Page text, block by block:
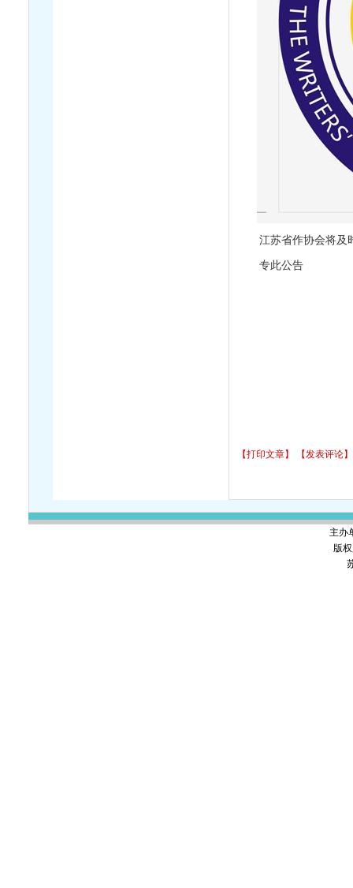
江苏省作协会将及
专此公告
【打印文章】 【发表评论】
主办
版